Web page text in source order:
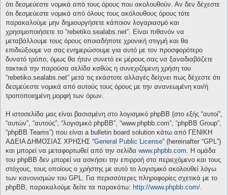
ότι δεσμεύεστε νομικά από τους όρους που ακολουθούν. Αν δεν δέχεστε
ότι δεσμεύεστε νομικά από όλους τους ακόλουθους όρους τότε
παρακαλούμε μην δημιουργήσετε κάποιον λογαριασμό και
χρησιμοποιήσετε το “rebetiko.sealabs.net”. Είναι πιθανόν να
μεταβάλλουμε τους όρους οποιαδήποτε χρονική στιγμή και θα
επιδιώξουμε να σας ενημερώσουμε για αυτό με τον προσφορότερο
δυνατό τρόπο, όμως θα ήταν συνετό εκ μέρους σας να ξαναδιαβάζετε
τακτικά την παρούσα σελίδα καθώς η συνεχιζόμενη χρήση του
“rebetiko.sealabs.net” μετά τις εκάστοτε αλλαγές δείχνει πως δέχεστε ότι
δεσμεύεστε νομικά από αυτούς τους όρους με την ανανεωμένη και/ή
τροποποιημένη μορφή των όρων.
Η ιστοσελίδα μας είναι βασισμένη στο λογισμικό phpBB (στο εξής “αυτοί”,
“αυτών”, “αυτούς”, “λογισμικό phpBB”, “www.phpbb.com”, “phpBB Group”,
“phpBB Teams”) που είναι a bulletin board solution κάτω από ΓΕΝΙΚΗ
ΑΔΕΙΑ ΔΗΜΟΣΙΑΣ ΧΡΗΣΗΣ “General Public License” (hereinafter “GPL”)
και μπορεί να μεταφορτωθεί από την σελίδα www.phpbb.com. Η ομάδα
του phpBB δεν μπορεί να ασκήσει την επιρροή στο περιεχόμενο και τους
στόχους, τους οποίους ο χρήστης με αυτό το λογισμικό ακολουθεί λόγω
των κανονισμών του GPL. Για περισσότερες πληροφορίες σχετικά με το
phpBB, παρακαλούμε δείτε τα παρακάτω: http://www.phpbb.com/.